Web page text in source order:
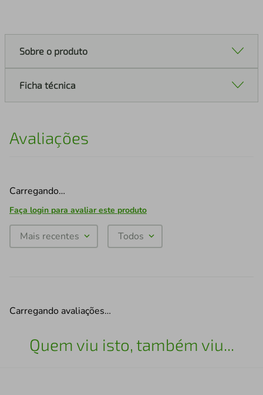
Sobre o produto
Ficha técnica
Avaliações
Carregando…
Faça login para avaliar este produto
Mais recentes Todos
Carregando avaliações…
Quem viu isto, também viu...